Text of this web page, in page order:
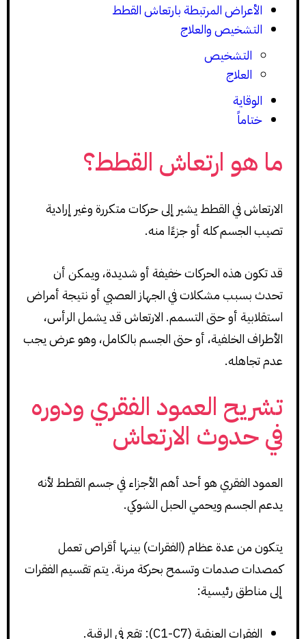
الأعراض المرتبطة بارتعاش القطط
التشخيص والعلاج
التشخيص
العلاج
الوقاية
ختاماً
ما هو ارتعاش القطط؟
الارتعاش في القطط يشير إلى حركات متكررة وغير إرادية
تصيب الجسم كله أو جزءًا منه.
قد تكون هذه الحركات خفيفة أو شديدة، ويمكن أن
تحدث بسبب مشكلات في الجهاز العصبي أو نتيجة أمراض
استقلابية أو حتى التسمم. الارتعاش قد يشمل الرأس،
الأطراف الخلفية، أو حتى الجسم بالكامل، وهو عرض يجب
عدم تجاهله.
تشريح العمود الفقري ودوره
في حدوث الارتعاش
العمود الفقري هو أحد أهم الأجزاء في جسم القطط لأنه
يدعم الجسم ويحمي الحبل الشوكي.
يتكون من عدة عظام (الفقرات) بينها أقراص تعمل
كمصدات صدمات وتسمح بحركة مرنة. يتم تقسيم الفقرات
إلى مناطق رئيسية:
الفقرات العنقية (C1-C7): تقع في الرقبة.